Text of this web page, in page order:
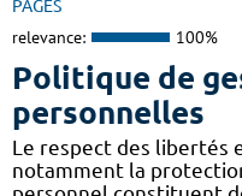
PAGES
relevance: 100%
Politique de
personnelles
Le respect des libertés
notamment la